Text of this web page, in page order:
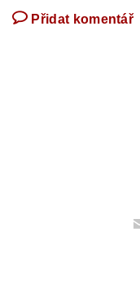
Přidat komentář